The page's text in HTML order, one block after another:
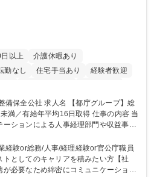
以上
介護休暇あり
勤なし 住宅手当あり
経験者歓迎
食事補助あり
【都庁グループ】総
年平均16日取得 仕事の内容 当
ションによる人事経理部門や収益事業
署での業務をお任せいたします。研修
※下記業務詳細 【業務詳細】■
公社の運営に係る管理業務 ■収益部
新宿駅西口広場の「イベントコーナ
経験or総務/人事/経理経験or官公庁職員
としてのキャリアを積みたい方【社
必要なため綿密にコミュニケーション